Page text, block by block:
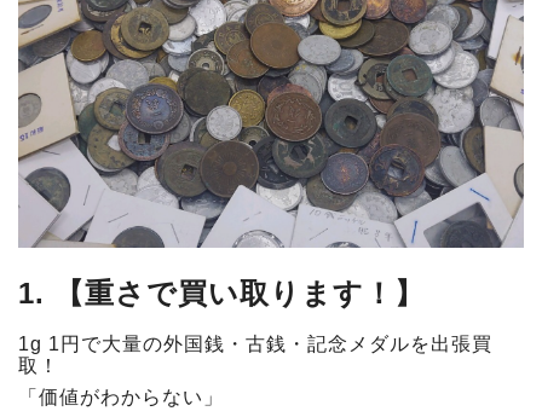
1. 【重さで買い取ります！】
1g 1円で大量の外国銭・古銭・記念メダルを出張買
取！
「価値がわからない」